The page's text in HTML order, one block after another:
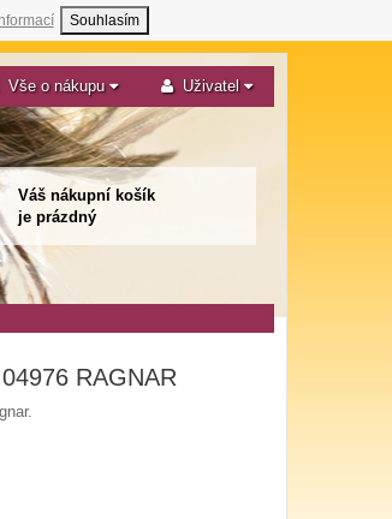
Souhlasím
Vše o nákupu Uživatel
Váš nákupní košík
je prázdný
RAGNAR